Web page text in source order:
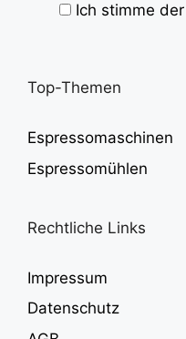
Ich stimme
Top-Themen
Espressomaschinen
Espressomühlen
Rechtliche Links
Impressum
Datenschutz